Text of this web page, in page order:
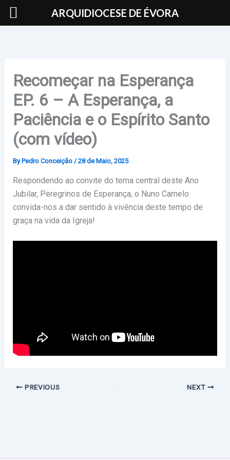
Skip
Recomeçar na Esperança
EP. 6 – A Esperança, a
Paciência e o Espírito Santo
(com vídeo)
By Pedro Conceição /28 de Maio, 2025
Respondendo ao convite do tema central deste Ano
Jubilar, Peregrinos de Esperança, o Nuno Camelo
convida-nos a dar sentido à vivência deste tempo de
graça na vida da Igreja!
PREVIOUS NEXT
ARQUIDIOCESE DE ÉVORA